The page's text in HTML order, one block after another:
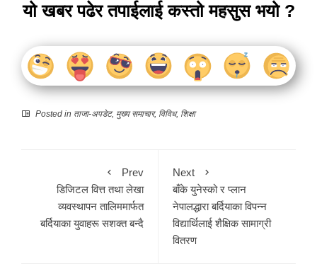
यो खबर पढेर तपाईलाई कस्तो महसुस भयो ?
Posted in ताजा-अपडेट, मुख्य समाचार, विविध, शिक्षा
Prev
डिजिटल वित्त तथा लेखा
व्यवस्थापन तालिममार्फत
बर्दियाका युवाहरू सशक्त बन्दै
Next
बाँके युनेस्को र प्लान
नेपालद्धारा बर्दियाका विपन्न
विद्यार्थिलाई शैक्षिक सामाग्री
वितरण